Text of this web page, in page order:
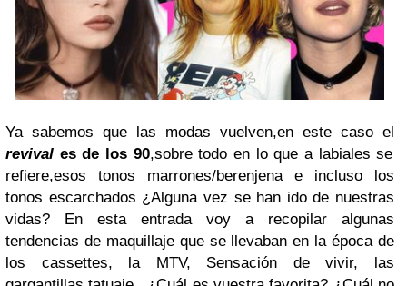
Ya sabemos que las modas vuelven,en este caso el
revival es de los 90,sobre todo en lo que a labiales se
refiere,esos tonos marrones/berenjena e incluso los
tonos escarchados ¿Alguna vez se han ido de nuestras
vidas? En esta entrada voy a recopilar algunas
tendencias de maquillaje que se llevaban en la época de
los cassettes, la MTV, Sensación de vivir, las